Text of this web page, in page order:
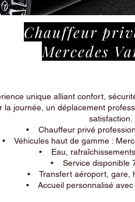
Chauffeur
Mercedes
unique alliant confort,
la journée, un déplacement
satisfaction.
• Chauffeur privé
Véhicules haut de gamme :
• Eau, rafraîchissements
• Service disponible
• Transfert aéroport, gare,
• Accueil personnalisé avec